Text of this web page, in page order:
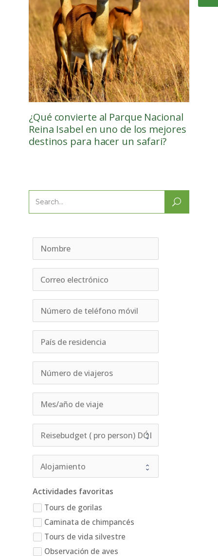
¿Qué convierte al Parque Nacional
Reina Isabel en uno de los mejores
destinos para hacer un safari?
Search
Actividades favoritas
Tours de gorilas
Caminata de chimpancés
Tours de vida silvestre
Observación de aves